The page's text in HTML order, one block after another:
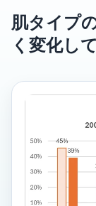
肌タイプ
く変化し